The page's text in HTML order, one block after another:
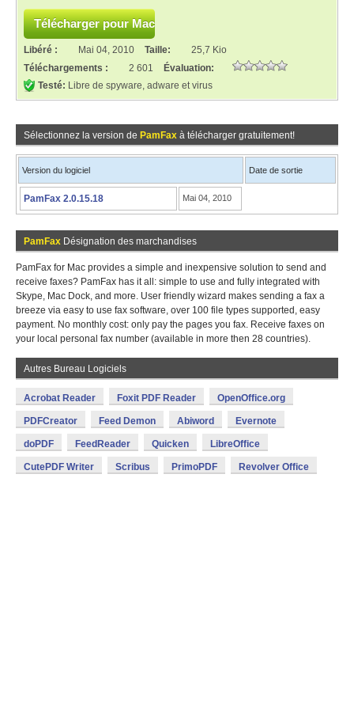
Libéré : Mai 04, 2010 Taille:
25,7 Kio
Téléchargements :
2 601
Évaluation:
Testé: Libre de spyware, adware et virus
Sélectionnez la version de PamFax à télécharger gratuitement!
Version du logiciel Date de sortie
PamFax 2.0.15.18 Mai 04, 2010
PamFax Désignation des marchandises
PamFax for Mac provides a simple and inexpensive solution to send and
receive faxes? PamFax has it all: simple to use and fully integrated with
Skype, Mac Dock, and more. User friendly wizard makes sending a fax a
breeze via easy to use fax software, over 100 file types supported, easy
payment. No monthly cost: only pay the pages you fax. Receive faxes on
your local personal fax number (available in more then 28 countries).
Autres Bureau Logiciels
Acrobat Reader Foxit PDF Reader OpenOffice.org
PDFCreator Feed Demon Abiword Evernote
doPDF FeedReader Quicken LibreOffice
CutePDF Writer Scribus PrimoPDF Revolver Office